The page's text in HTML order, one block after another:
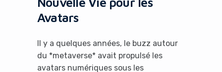
Avatars
Il y a quelques années, le buzz autour
du *metaverse* avait propulsé les
avatars numériques sous les